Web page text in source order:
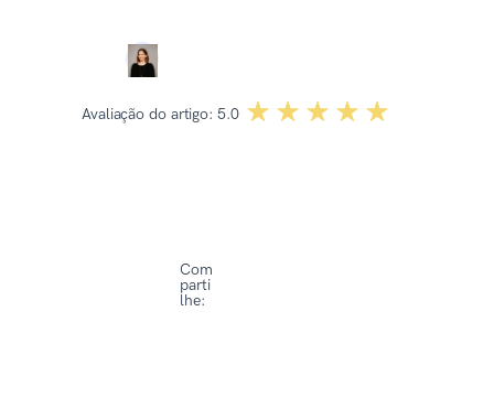
Avaliação do artigo: 5.0 ☆☆☆☆☆
★★★★★
Com
parti
lhe: